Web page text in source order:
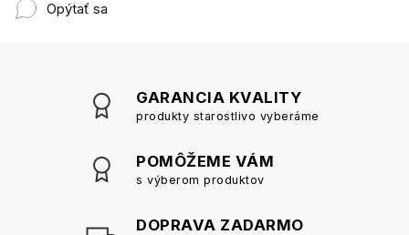
Opýtať sa
GARANCIA KVALITY
produkty starostlivo vyberáme
POMÔŽEME VÁM
s výberom produktov
DOPRAVA ZADARMO